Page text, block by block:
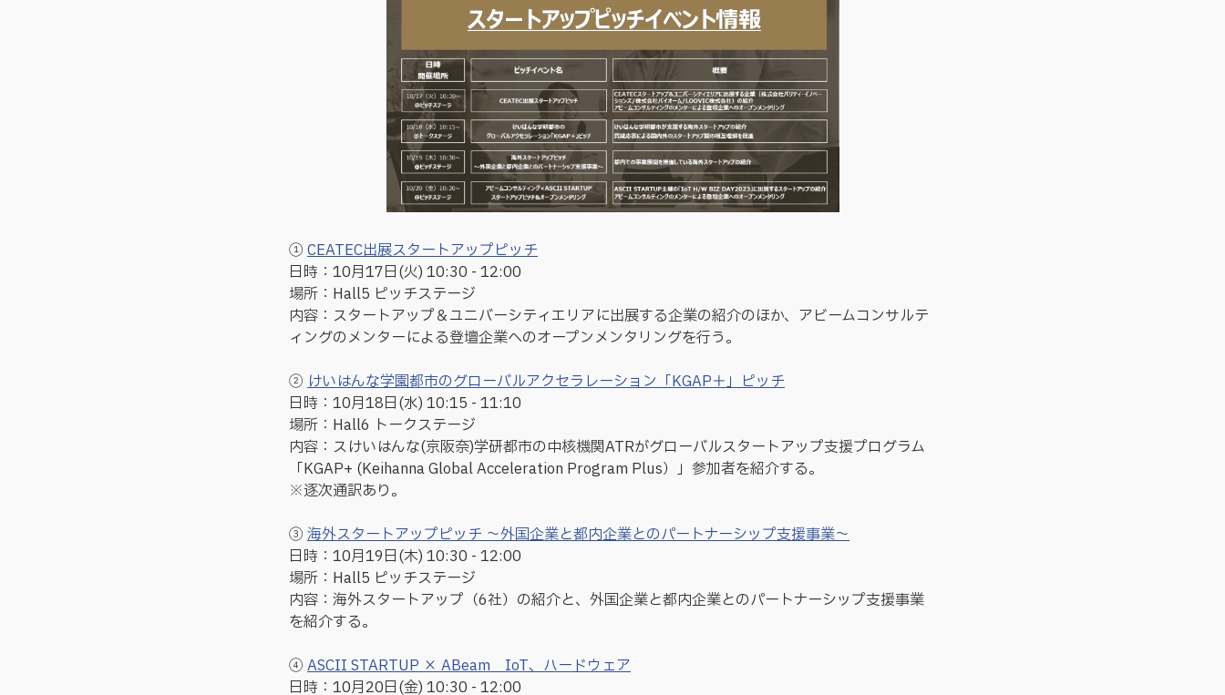
① CEATEC出展スタートアップピッチ
日時：10月17日(火) 10:30 - 12:00
場所：Hall5 ピッチステージ
内容：スタートアップ＆ユニバーシティエリアに出展する企業の紹介のほか、アビームコンサルテ
ィングのメンターによる登壇企業へのオープンメンタリングを行う。
② けいはんな学園都市のグローバルアクセラレーション「KGAP＋」ピッチ
日時：10月18日(水) 10:15 - 11:10
場所：Hall6 トークステージ
内容：スけいはんな(京阪奈)学研都市の中核機関ATRがグローバルスタートアップ支援プログラム
「KGAP+ (Keihanna Global Acceleration Program Plus）」参加者を紹介する。
※逐次通訳あり。
③ 海外スタートアップピッチ ～外国企業と都内企業とのパートナーシップ支援事業～
日時：10月19日(木) 10:30 - 12:00
場所：Hall5 ピッチステージ
内容：海外スタートアップ（6社）の紹介と、外国企業と都内企業とのパートナーシップ支援事業
を紹介する。
④ ASCII STARTUP × ABeam IoT、ハードウェア
日時：10月20日(金) 10:30 - 12:00